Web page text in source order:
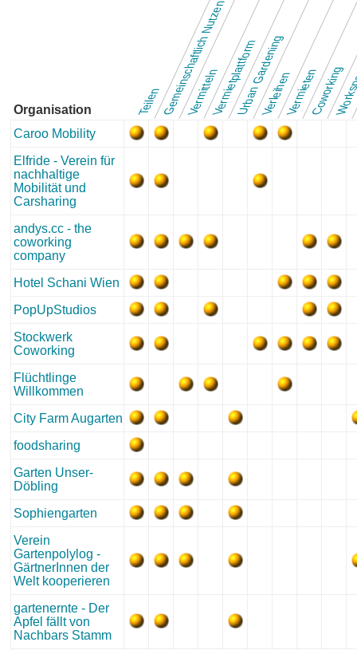
Organisation TeilenGemeinschaftlich Nutzen
VermittelnVermietplattformUrban Gardening
VerleihenVermietenCoworking
Caroo Mobility
Elfride - Verein für
nachhaltige
Mobilität und
Carsharing
andys.cc - the
coworking
company
Hotel Schani Wien
PopUpStudios
Stockwerk
Coworking
Flüchtlinge
Willkommen
City Farm Augarten
foodsharing
Garten Unser-
Döbling
Sophiengarten
Verein
Gartenpolylog -
GärtnerInnen der
Welt kooperieren
gartenernte - Der
Apfel fällt von
Nachbars Stamm